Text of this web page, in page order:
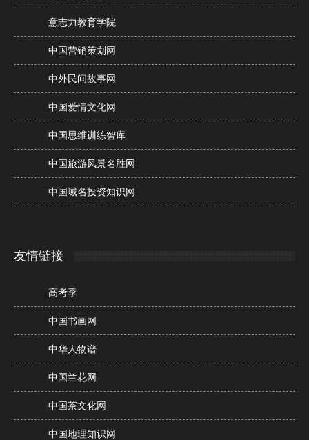
意志力教育学院
中国营销策划网
中外民间故事网
中国爱情文化网
中国思维训练智库
中国旅游风景名胜网
中国域名投资知识网
友情链接
高考季
中国书画网
中华人物谱
中国兰花网
中国茶文化网
中国地理知识网